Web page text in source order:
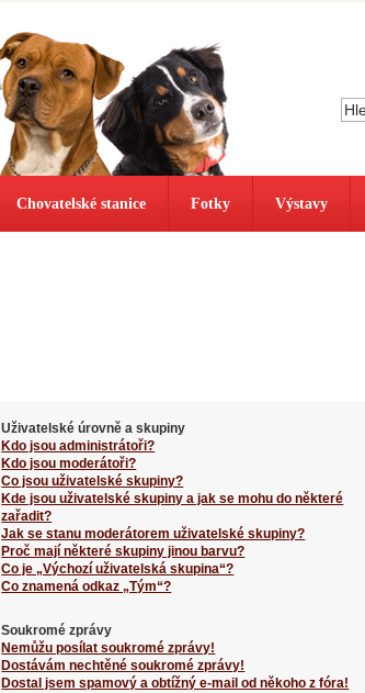
Chovatelské stanice Fotky Výstavy
Uživatelské úrovně a skupiny
Kdo jsou administrátoři?
Kdo jsou moderátoři?
Co jsou uživatelské skupiny?
Kde jsou uživatelské skupiny a jak se mohu do některé
zařadit?
Jak se stanu moderátorem uživatelské skupiny?
Proč mají některé skupiny jinou barvu?
Co je „Výchozí uživatelská skupina“?
Co znamená odkaz „Tým“?
Soukromé zprávy
Nemůžu posílat soukromé zprávy!
Dostávám nechtěné soukromé zprávy!
Dostal jsem spamový a obtížný e-mail od někoho z fóra!